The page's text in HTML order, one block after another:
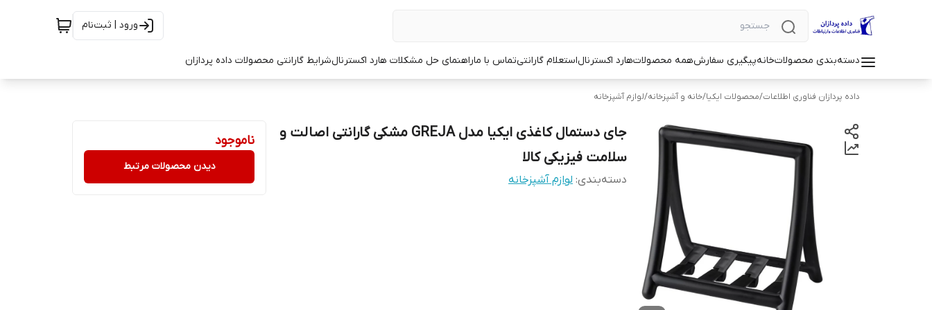
ورود | ثبت‌نام
دسته‌بندی محصولاتخانهپیگیری سفارشهمه محصولاتهارد اکسترنالاستعلام گارانتیتماس با ماراهنمای حل مشکلات هارد اکسترنالشرایط گارانتی محصولات داده پردازان
داده پردازان فناوری اطلاعات/محصولات ایکیا/خانه و آشپزخانه/لوازم آشپزخانه
جای دستمال کاغذی ایکیا مدل GREJA مشکی گارانتی اصالت و
سلامت فیزیکی کالا
دسته‌بندی: لوازم آشپزخانه
ناموجود
دیدن محصولات مرتبط